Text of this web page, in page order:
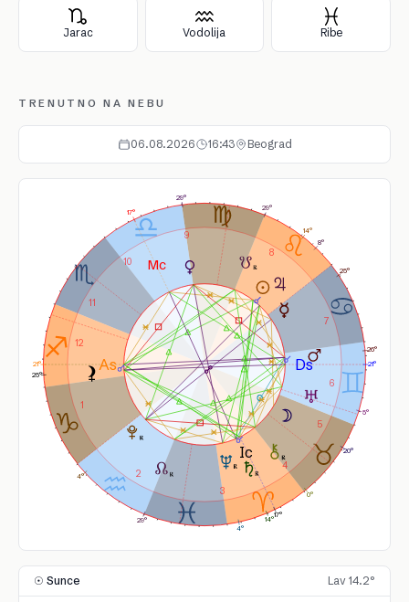
Jarac Vodolija Ribe
TRENUTNO NA NEBU
06.08.2026 16:43 Beograd
1
2
3
4
5
6
7
8
9
10
11
12
14°
20°
25°
29°
26°
8°
14°
5°
4°
4°
29°
0°
21°
17°
21°
17°
25°
29°
☉ Sunce Lav 14.2°